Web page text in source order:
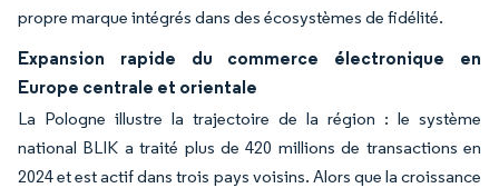
propre marque intégrés dans des écosystèmes de fidélité.
Expansion rapide du commerce électronique en
Europe centrale et orientale
La Pologne illustre la trajectoire de la région : le système
national BLIK a traité plus de 420 millions de transactions en
2024 et est actif dans trois pays voisins. Alors que la croissance